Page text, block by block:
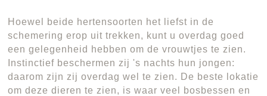
Hoewel beide hertensoorten het liefst in de
schemering erop uit trekken, kunt u overdag goed
een gelegenheid hebben om de vrouwtjes te zien.
Instinctief beschermen zij 's nachts hun jongen:
daarom zijn zij overdag wel te zien. De beste lokatie
om deze dieren te zien, is waar veel bosbessen en